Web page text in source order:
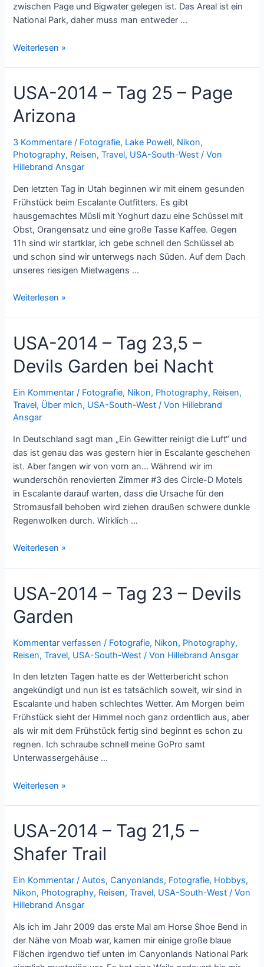
zwischen Page und Bigwater gelegen ist. Das Areal ist ein
National Park, daher muss man entweder …
USA-
Tag
26
–
Bridge
Weiterlesen »
USA-2014 – Tag 25 – Page
Arizona
3 Kommentare / Fotografie, Lake Powell, Nikon,
Photography, Reisen,Travel, USA-South-West / Von
Hillebrand Ansgar
Den letzten Tag in Utah beginnen wir mit einem gesunden
Frühstück beim Escalante Outfitters. Es gibt
hausgemachtes Müsli mit Yoghurt dazu eine Schüssel mit
Obst, Orangensatz und eine große Tasse Kaffee. Gegen
11h sind wir startklar, ich gebe schnell den Schlüssel ab
und schon sind wir unterwegs nach Süden. Auf dem Dach
unseres riesigen Mietwagens …
USA-
Tag
25
–
Arizona
Weiterlesen »
USA-2014 – Tag 23,5 –
Devils Garden bei Nacht
Ein Kommentar / Fotografie, Nikon, Photography, Reisen,
Travel, Über mich, USA-South-West / Von Hillebrand
Ansgar
In Deutschland sagt man „Ein Gewitter reinigt die Luft“ und
das ist genau das was gestern hier in Escalante geschehen
ist. Aber fangen wir von vorn an… Während wir im
wunderschön renovierten Zimmer #3 des Circle-D Motels
in Escalante darauf warten, dass die Ursache für den
Stromausfall behoben wird ziehen draußen schwere dunkle
Regenwolken durch. Wirklich …
USA-
Tag
23,5
–
Garden
bei
Weiterlesen »
USA-2014 – Tag 23 – Devils
Garden
Kommentar verfassen / Fotografie, Nikon, Photography,
Reisen,Travel, USA-South-West / Von Hillebrand Ansgar
In den letzten Tagen hatte es der Wetterbericht schon
angekündigt und nun ist es tatsächlich soweit, wir sind in
Escalante und haben schlechtes Wetter. Am Morgen beim
Frühstück sieht der Himmel noch ganz ordentlich aus, aber
als wir mit dem Frühstück fertig sind beginnt es schon zu
regnen. Ich schraube schnell meine GoPro samt
Unterwassergehäuse …
USA-
Tag
23
–
Garden
Weiterlesen »
USA-2014 – Tag 21,5 –
Shafer Trail
Ein Kommentar /Autos,Canyonlands, Fotografie, Hobbys,
Nikon, Photography, Reisen,Travel, USA-South-West / Von
Hillebrand Ansgar
Als ich im Jahr 2009 das erste Mal am Horse Shoe Bend in
der Nähe von Moab war, kamen mir einige große blaue
Flächen irgendwo tief unten im Canyonlands National Park